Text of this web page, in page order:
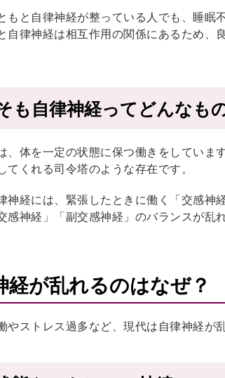
もと自律神経が整っている人でも、睡
自律神経は相互作用の関係にあるため
も自律神経ってどんなも
、体を一定の状態に保つ働きをしてい
てくれる司令塔のような存在です。
神経には、緊張したときに働く「交感
感神経」「副交感神経」のバランスが
経が乱れるのはなぜ？
やストレス過多など、現代は自律神経が